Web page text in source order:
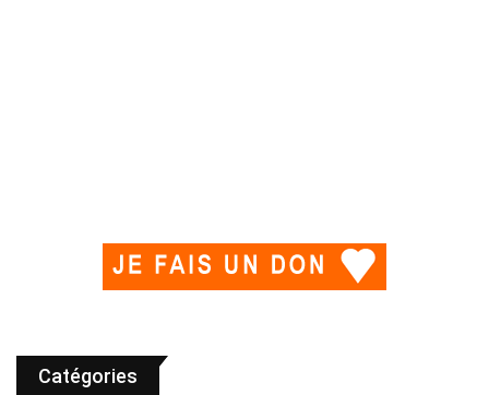
Catégories